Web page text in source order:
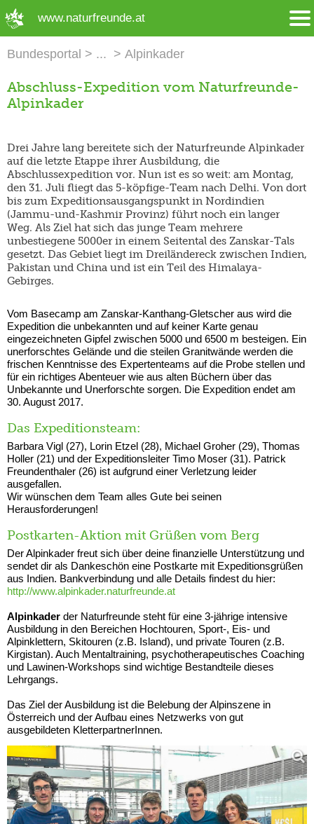
www.naturfreunde.at
Bundesportal Alpinkader
Abschluss-Expedition vom Naturfreunde-
Alpinkader
Drei Jahre lang bereitete sich der Naturfreunde Alpinkader
auf die letzte Etappe ihrer Ausbildung, die
Abschlussexpedition vor. Nun ist es so weit: am Montag,
den 31. Juli fliegt das 5-köpfige-Team nach Delhi. Von dort
bis zum Expeditionsausgangspunkt in Nordindien
(Jammu-und-Kashmir Provinz) führt noch ein langer
Weg. Als Ziel hat sich das junge Team mehrere
unbestiegene 5000er in einem Seitental des Zanskar-Tals
gesetzt. Das Gebiet liegt im Dreiländereck zwischen Indien,
Pakistan und China und ist ein Teil des Himalaya-
Gebirges.
Vom Basecamp am Zanskar-Kanthang-Gletscher aus wird die
Expedition die unbekannten und auf keiner Karte genau
eingezeichneten Gipfel zwischen 5000 und 6500 m besteigen. Ein
unerforschtes Gelände und die steilen Granitwände werden die
frischen Kenntnisse des Expertenteams auf die Probe stellen und
für ein richtiges Abenteuer wie aus alten Büchern über das
Unbekannte und Unerforschte sorgen. Die Expedition endet am
30. August 2017.
Das Expeditionsteam:
Barbara Vigl (27), Lorin Etzel (28), Michael Groher (29), Thomas
Holler (21) und der Expeditionsleiter Timo Moser (31). Patrick
Freundenthaler (26) ist aufgrund einer Verletzung leider
ausgefallen.
Wir wünschen dem Team alles Gute bei seinen
Herausforderungen!
Postkarten-Aktion mit Grüßen vom Berg
Der Alpinkader freut sich über deine finanzielle Unterstützung und
sendet dir als Dankeschön eine Postkarte mit Expeditionsgrüßen
aus Indien. Bankverbindung und alle Details findest du hier:
http://www.alpinkader.naturfreunde.at
Alpinkader der Naturfreunde steht für eine 3-jährige intensive
Ausbildung in den Bereichen Hochtouren, Sport-, Eis- und
Alpinklettern, Skitouren (z.B. Island), und private Touren (z.B.
Kirgistan). Auch Mentaltraining, psychotherapeutisches Coaching
und Lawinen-Workshops sind wichtige Bestandteile dieses
Lehrgangs.
Das Ziel der Ausbildung ist die Belebung der Alpinszene in
Österreich und der Aufbau eines Netzwerks von gut
ausgebildeten KletterpartnerInnen.